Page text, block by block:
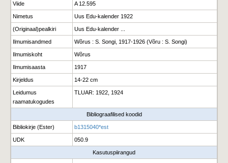
Viide A 12.595
Nimetus Uus Edu-kalender 1922
(Originaal)pealkiri Uus Edu-kalender ...
Ilmumisandmed Wõrus : S. Songi, 1917-1926 (Võru : S. Songi)
Ilmumiskoht Wõrus
Ilmumisaasta 1917
Kirjeldus 14-22 cm
Leidumus
raamatukogudes
TLUAR: 1922, 1924
Bibliograafilised koodid
Bibliokirje (Ester) b1315040*est
UDK 050.9
Kasutuspiirangud